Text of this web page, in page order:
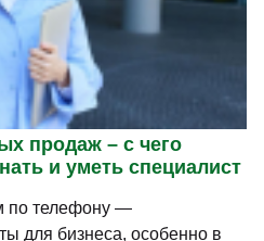
продаж – с чего
и уметь специалист
по телефону —
для бизнеса, особенно в